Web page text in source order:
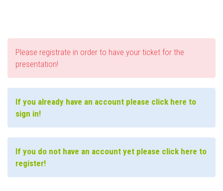
Please registrate in order to have your ticket for the
presentation!
If you already have an account please click here to
sign in!
If you do not have an account yet please click here to
register!